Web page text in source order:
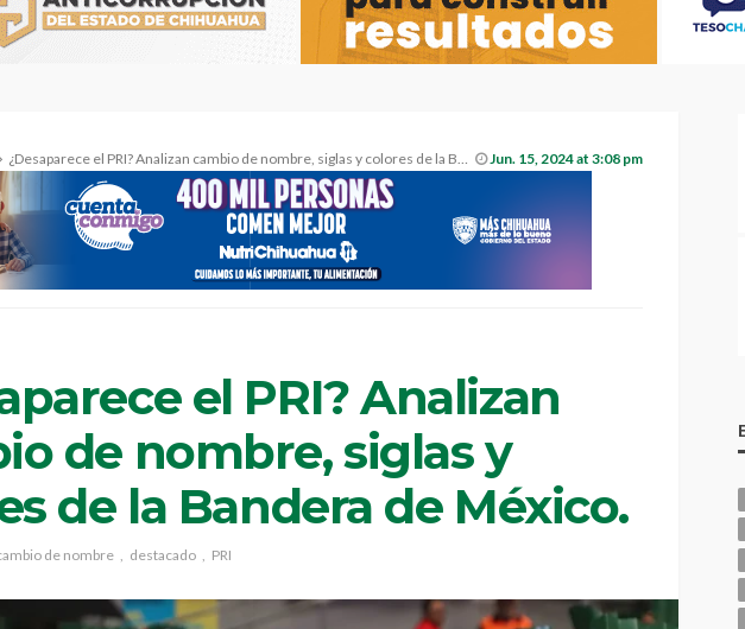
¿Desaparece el PRI? Analizan cambio de nombre, siglas y colores de la Bandera de México. Jun. 15, 2024 at 3:08 pm
el PRI? Analizan
de nombre, siglas y
de la Bandera de México.
de nombre destacado PRI